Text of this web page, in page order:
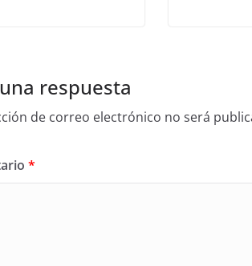
respuesta
de correo electrónico no será
*